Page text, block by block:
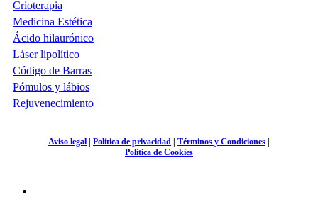
Crioterapia
Medicina Estética
Ácido hilaurónico
Láser lipolítico
Código de Barras
Pómulos y lábios
Rejuvenecimiento
Aviso legal | Política de privacidad | Términos y Condiciones |
Política de Cookies